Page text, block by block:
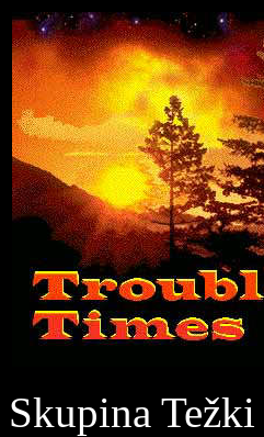
Skupina